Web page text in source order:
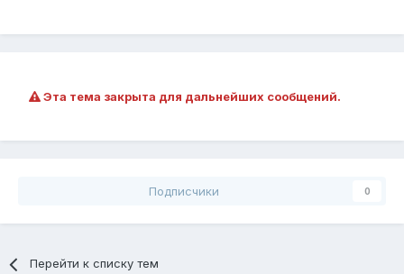
Эта тема закрыта для дальнейших сообщений.
Подписчики 0
Перейти к списку тем